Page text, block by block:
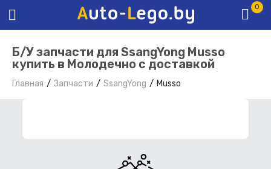
0
Б/У запчасти для SsangYong Musso
купить в Молодечно с доставкой
Главная Запчасти SsangYong Musso